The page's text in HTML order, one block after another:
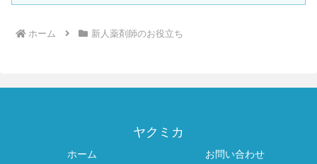
ホーム 新人薬剤師のお役立ち
ヤクミカ
ホーム
お問い合わせ